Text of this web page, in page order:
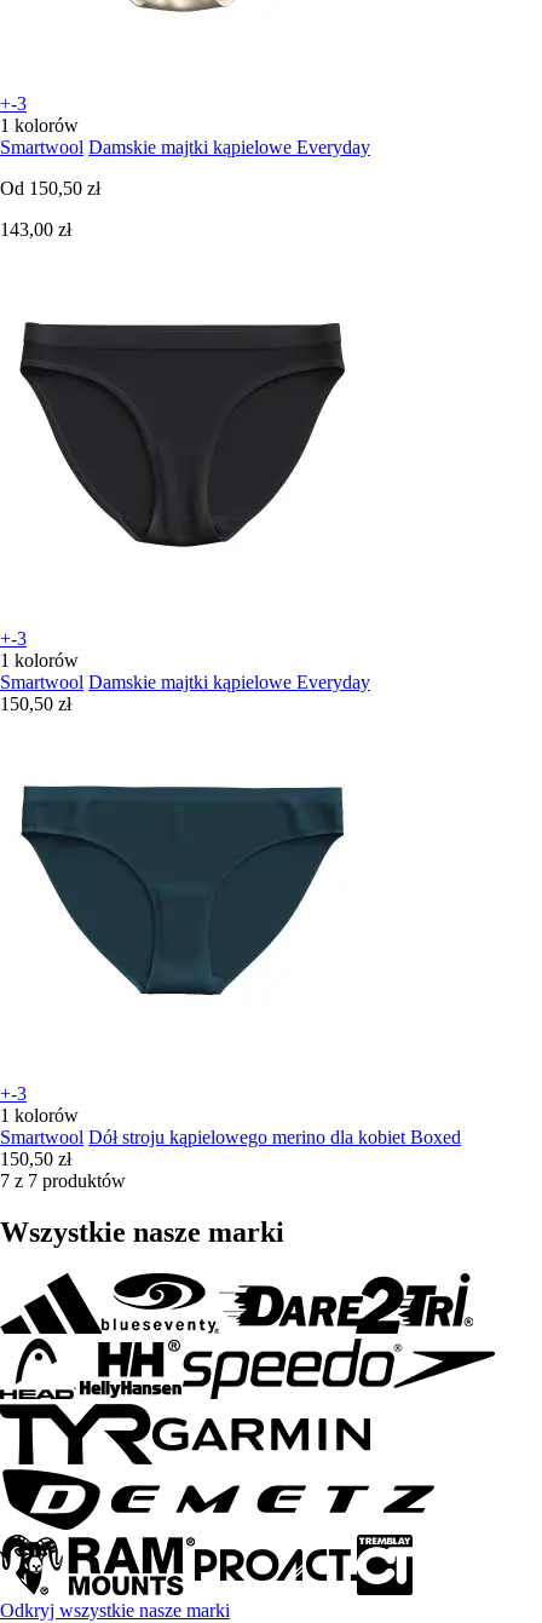
+-3
1 kolorów
Smartwool Damskie majtki kąpielowe Everyday
Od 150,50 zł
143,00 zł
+-3
1 kolorów
Smartwool Damskie majtki kąpielowe Everyday
150,50 zł
+-3
1 kolorów
Smartwool Dół stroju kąpielowego merino dla kobiet Boxed
150,50 zł
7 z 7 produktów
Wszystkie nasze marki
Odkryj wszystkie nasze marki